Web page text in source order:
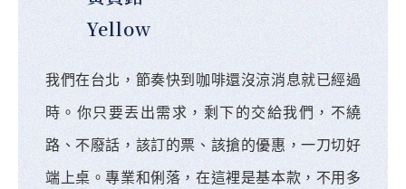
Yellow
我們在台北，節奏快到咖啡還沒涼消息就已經過
時。你只要丟出需求，剩下的交給我們，不繞
路、不廢話，該訂的票、該搶的優惠，一刀切好
端上桌。專業和俐落，在這裡是基本款，不用多